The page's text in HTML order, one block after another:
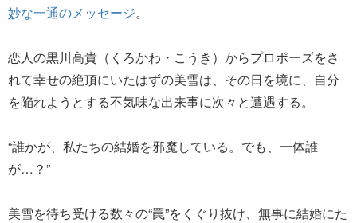
妙な一通のメッセージ。
恋人の黒川高貴（くろかわ・こうき）からプロポーズをさ
れて幸せの絶頂にいたはずの美雪は、その日を境に、自分
を陥れようとする不気味な出来事に次々と遭遇する。
“誰かが、私たちの結婚を邪魔している。でも、一体誰
が…？”
美雪を待ち受ける数々の“罠”をくぐり抜け、無事に結婚にた